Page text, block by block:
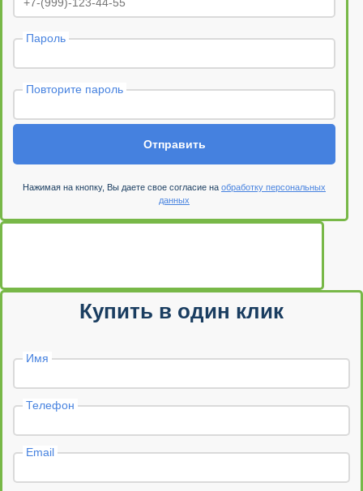
Пароль
Повторите пароль
Отправить
Нажимая на кнопку, Вы даете свое согласие на обработку персональных
данных
Купить в один клик
Имя
Телефон
Email